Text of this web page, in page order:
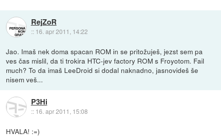
RejZoR
:: 16. apr 2011, 14:22
Jao. Imaš nek doma spacan ROM in se pritožuješ, jezst sem pa
ves čas mislil, da ti trokira HTC-jev factory ROM s Froyotom. Fail
much? To da imaš LeeDroid si dodal naknadno, jasnovideš še
nisem veš...
P3Hi
:: 16. apr 2011, 15:08
HVALA! :=)